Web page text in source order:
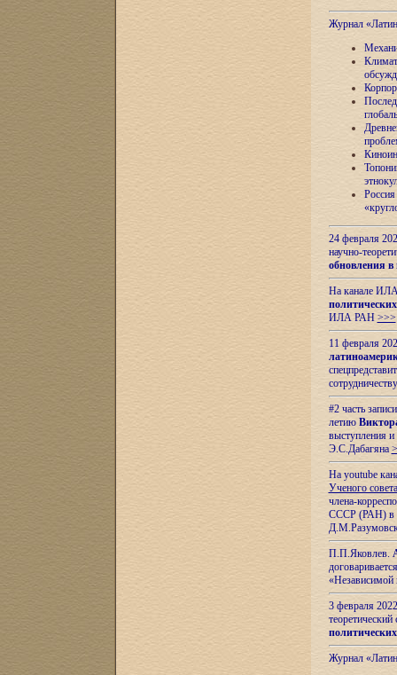
Журнал
24 февраля
научно-
обновления в
На канале
ИЛА РАН >>>
11 февраля
#2 часть
летию
выступления
Э.С.Дабагяна
На youtube
Ученого
члена-
СССР (РАН) в
П.П.Яковлев.
«Независимой
3 февраля
теоретический
Журнал